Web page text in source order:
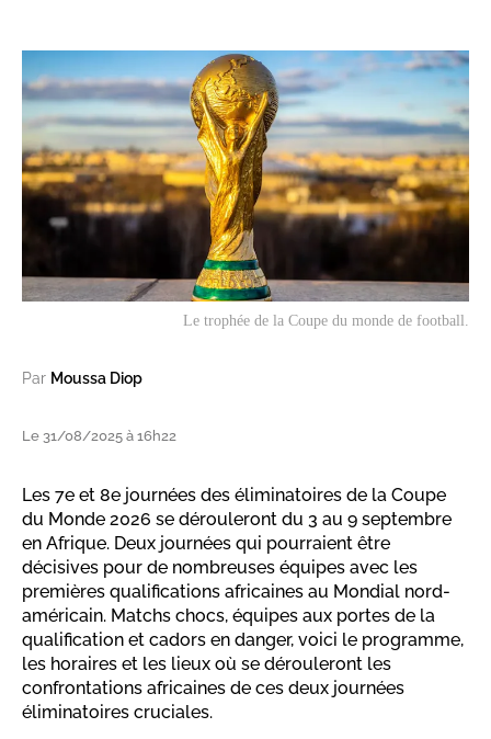
Le trophée de la Coupe du monde de football.
Par Moussa Diop
Le 31/08/2025 à 16h22
Les 7e et 8e journées des éliminatoires de la Coupe
du Monde 2026 se dérouleront du 3 au 9 septembre
en Afrique. Deux journées qui pourraient être
décisives pour de nombreuses équipes avec les
premières qualifications africaines au Mondial nord-
américain. Matchs chocs, équipes aux portes de la
qualification et cadors en danger, voici le programme,
les horaires et les lieux où se dérouleront les
confrontations africaines de ces deux journées
éliminatoires cruciales.